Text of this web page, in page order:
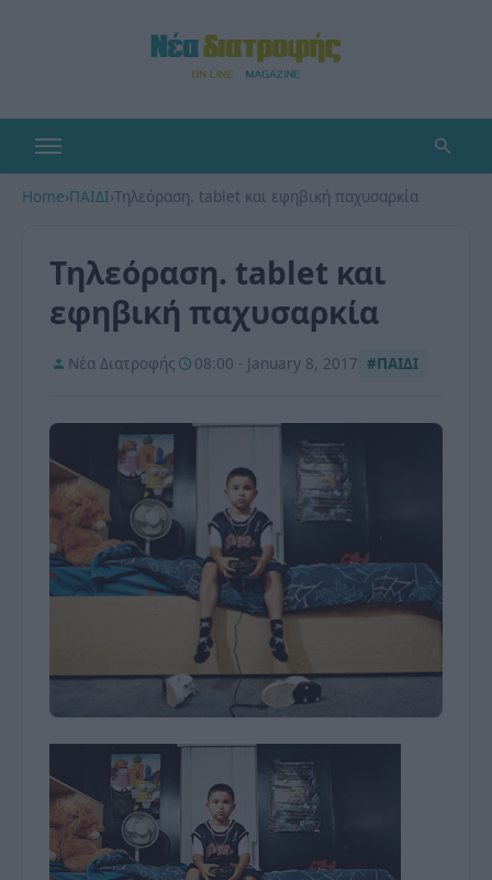
Home›ΠΑΙΔΙ›Τηλεόραση. tablet και εφηβική παχυσαρκία
Τηλεόραση. tablet και
εφηβική παχυσαρκία
Νέα Διατροφής 08:00 - January 8, 2017 #ΠΑΙΔΙ